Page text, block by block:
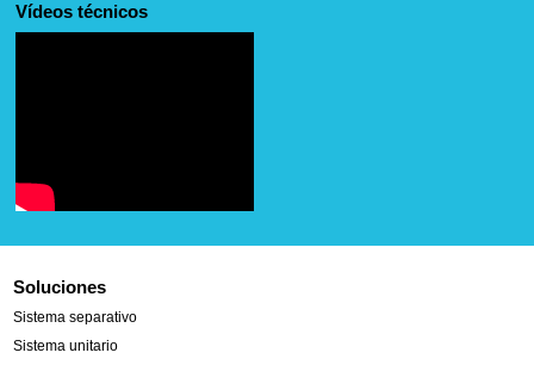
Vídeos técnicos
Soluciones
Sistema separativo
Sistema unitario